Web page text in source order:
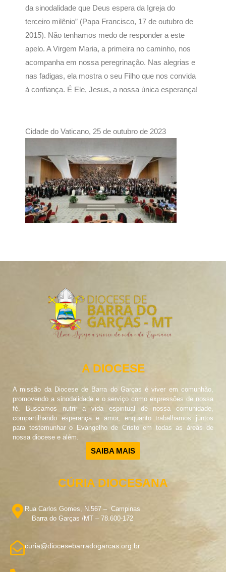
da sinodalidade que Deus espera da Igreja do
terceiro milênio” (Papa Francisco, 17 de outubro de
2015). Não tenhamos medo de responder a este
apelo. A Virgem Maria, a primeira no caminho, nos
acompanha em nossa peregrinação. Nas alegrias e
nas fadigas, ela mostra o seu Filho que nos convida
à confiança. É Ele, Jesus, a nossa única esperança!
Cidade do Vaticano, 25 de outubro de 2023
A DIOCESE
A missão da Diocese de Barra do Garças é viver em comunhão,
promovendo a sinodalidade e o serviço como expressões de nossa
fé. Buscamos nutrir a vida espiritual de nossa comunidade,
compartilhando esperança e amor, enquanto trabalhamos juntos
para testemunhar o Evangelho de Cristo em todas as áreas de
nossa diocese e além.
SAIBA MAIS
CÚRIA DIOCESANA
Rua Carlos Gomes, N.567 – Campinas
Barra do Garças /MT – 78.600-172
curia@diocesebarradogarcas.org.br